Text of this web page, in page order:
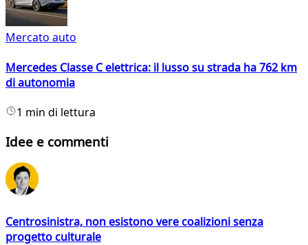
Mercato auto
Mercedes Classe C elettrica: il lusso su strada ha 762 km
di autonomia
1 min di lettura
Idee e commenti
Centrosinistra, non esistono vere coalizioni senza
progetto culturale